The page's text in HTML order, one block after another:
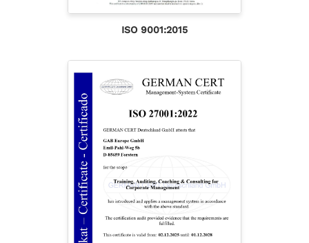
ISO 9001:2015